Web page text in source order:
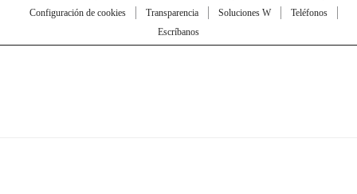
Configuración de cookies
Transparencia Soluciones W
Teléfonos
Escríbanos